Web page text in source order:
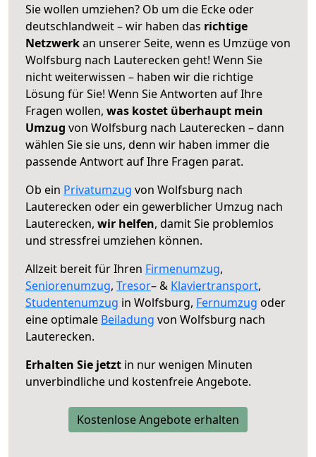
Sie wollen umziehen? Ob um die Ecke oder
deutschlandweit – wir haben das richtige
Netzwerkan unserer Seite, wenn es Umzüge von
Wolfsburg nach Lauterecken geht! Wenn Sie
nicht weiterwissen – haben wir die richtige
Lösung für Sie! Wenn Sie Antworten auf Ihre
Fragen wollen, was kostet überhaupt mein
Umzug von Wolfsburg nach Lauterecken – dann
wählen Sie sie uns, denn wir haben immer die
passende Antwort auf Ihre Fragen parat.
Ob ein Privatumzug von Wolfsburg nach
Lauterecken oder ein gewerblicher Umzug nach
Lauterecken, wir helfen, damit Sie problemlos
und stressfrei umziehen können.
Allzeit bereit für Ihren Firmenumzug,
Seniorenumzug, Tresor– & Klaviertransport,
Studentenumzug in Wolfsburg, Fernumzug oder
eine optimale Beiladung von Wolfsburg nach
Lauterecken.
Erhalten Sie jetzt in nur wenigen Minuten
unverbindliche und kostenfreie Angebote.
Kostenlose Angebote erhalten